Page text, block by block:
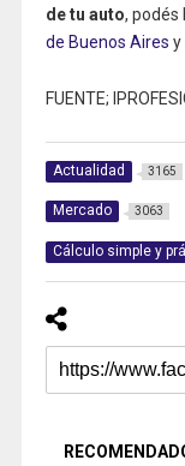
de tu auto, podés
de Buenos Aires y
FUENTE;
Actualidad 3165
Mercado 3063
Cálculo simple y